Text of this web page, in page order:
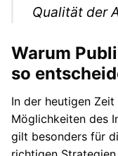
Qualität der
Warum
so
In der heutigen
Möglichkeiten des
gilt besonders für